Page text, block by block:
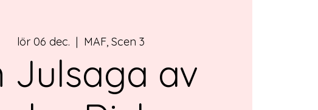
lör 06 dec.
  |
MAF, Scen 3
Julsaga av